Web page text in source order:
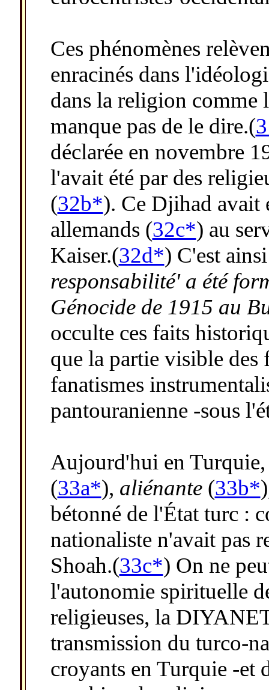
Ces phénomènes
enracinés dans
dans la religion comme
manque pas de le dire.(
déclarée en novembre
l'avait été par des
(32b*). Ce Djihad avait
allemands (32c*) au
Kaiser.(32d*) C'est
responsabilité' a été
Génocide de 1915 au
occulte ces faits
que la partie visible des
fanatismes
pantouranienne -sous
Aujourd'hui en
(33a*), aliénante(33b*
bétonné de l'État turc :
nationaliste n'avait pas
Shoah.(33c*) On ne
l'autonomie spirituelle
religieuses, la
transmission du turco-
croyants en Turquie -et